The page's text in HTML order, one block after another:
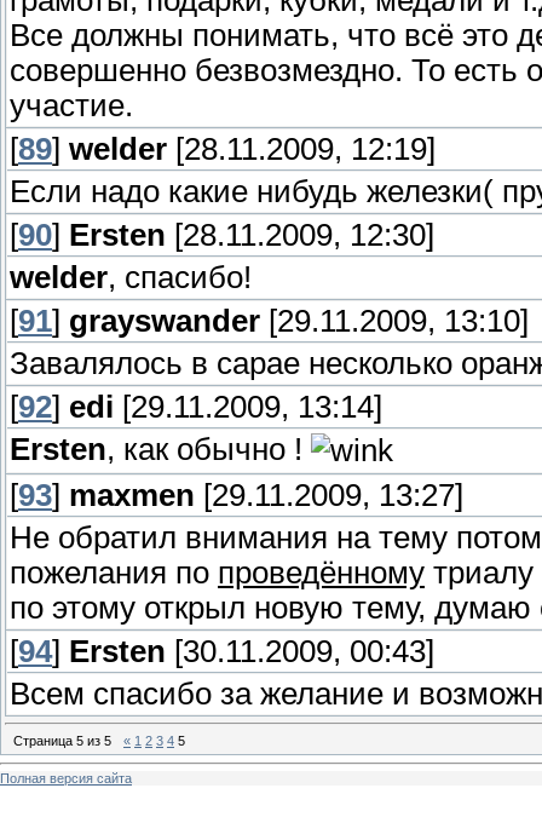
Все должны понимать, что всё это
совершенно безвозмездно. То есть
участие.
[89] welder [28.11.2009, 12:19]
Если надо какие нибудь железки(
[90] Ersten [28.11.2009, 12:30]
welder, спасибо!
[91] grayswander [29.11.2009, 13:10]
Завалялось в сарае несколько
[92] edi [29.11.2009, 13:14]
Ersten, как обычно !
[93] maxmen [29.11.2009, 13:27]
Не обратил внимания на тему
пожелания по проведённому триалу
по этому открыл новую тему, думаю
[94] Ersten [30.11.2009, 00:43]
Всем спасибо за желание и
Страница 5 из 5 « 1 2 3 4 5
Полная версия сайта